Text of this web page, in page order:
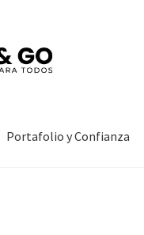
Portafolio y Confianza
y Confianza